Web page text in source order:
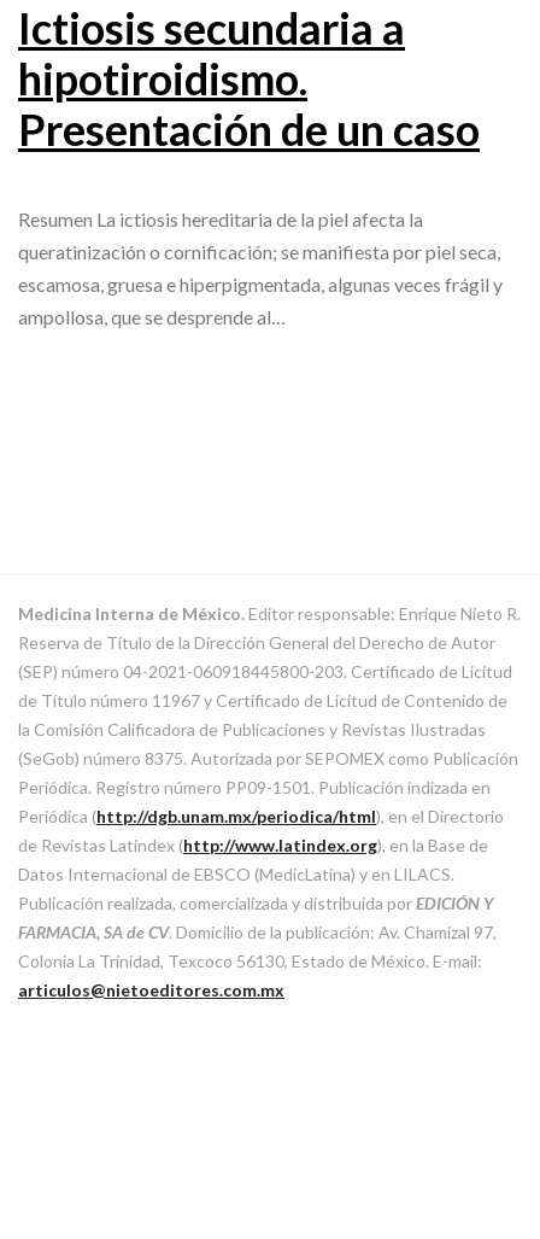
Ictiosis secundaria a
hipotiroidismo.
Presentación de un caso
Resumen La ictiosis hereditaria de la piel afecta la
queratinización o cornificación; se manifiesta por piel seca,
escamosa, gruesa e hiperpigmentada, algunas veces frágil y
ampollosa, que se desprende al…
Medicina Interna de México.Editor responsable: Enrique Nieto R.
Reserva de Título de la Dirección General del Derecho de Autor
(SEP) número 04-2021-060918445800-203. Certificado de Licitud
de Título número 11967 y Certificado de Licitud de Contenido de
la Comisión Calificadora de Publicaciones y Revistas Ilustradas
(SeGob) número 8375. Autorizada por SEPOMEX como Publicación
Periódica. Registro número PP09-1501. Publicación indizada en
Periódica (http://dgb.unam.mx/periodica/html), en el Directorio
de Revistas Latindex (http://www.latindex.org), en la Base de
Datos Internacional de EBSCO (MedicLatina) y en LILACS.
Publicación realizada, comercializada y distribuida porEDICIÓN Y
FARMACIA, SA de CV. Domicilio de la publicación: Av. Chamizal 97,
Colonia La Trinidad, Texcoco 56130, Estado de México. E-mail:
articulos@nietoeditores.com.mx